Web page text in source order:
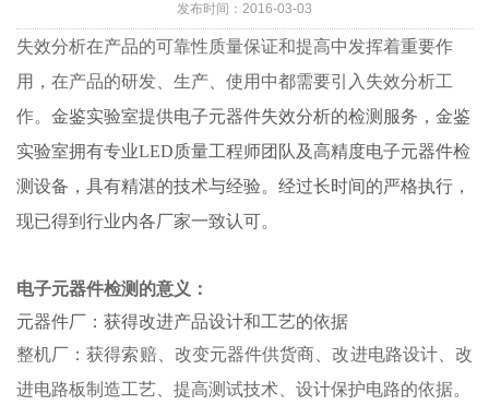
发布时间：2016-03-03
失效分析在产品的可靠性质量保证和提高中发挥着重要作
用，在产品的研发、生产、使用中都需要引入失效分析工
作。 金鉴实验室提供电子元器件失效分析的检测服务，金鉴
实验室拥有专业LED质量工程师团队及高精度电子元器件检
测设备，具有精湛的技术与经验。经过长时间的严格执行，
现已得到行业内各厂家一致认可。
电子元器件检测的意义：
元器件厂：获得改进产品设计和工艺的依据
整机厂：获得索赔、改变元器件供货商、改进电路设计、改
进电路板制造工艺、提高测试技术、设计保护电路的依据。